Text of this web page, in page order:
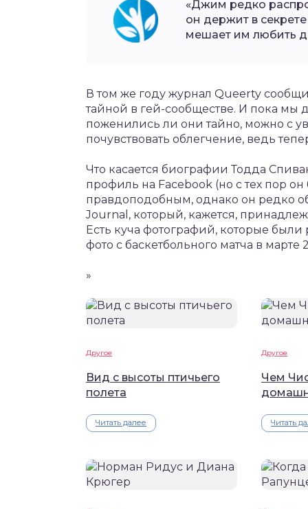
«Джим редко
он держит в
мешает им любить
В том же году журнал Queerty
тайной в гей-сообществе. И пока мы
поженились ли они тайно, можно с
почувствовать облегчение, ведь
Что касается биографии Тодда
профиль на Facebook (но с тех пор
правдоподобным, однако он редко
Journal, который, кажется,
Есть куча фотографий, которые
фото с баскетбольного матча в марте
»
Другое
Вид с высоты птичьего
полета
Читать далее
Другое
Чем
Читать